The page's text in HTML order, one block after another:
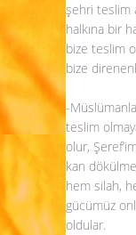
şehri teslim
halkına bir
bize teslim
bize
-
teslim
olur,
kan
hem silah,
gücümüz
oldular.